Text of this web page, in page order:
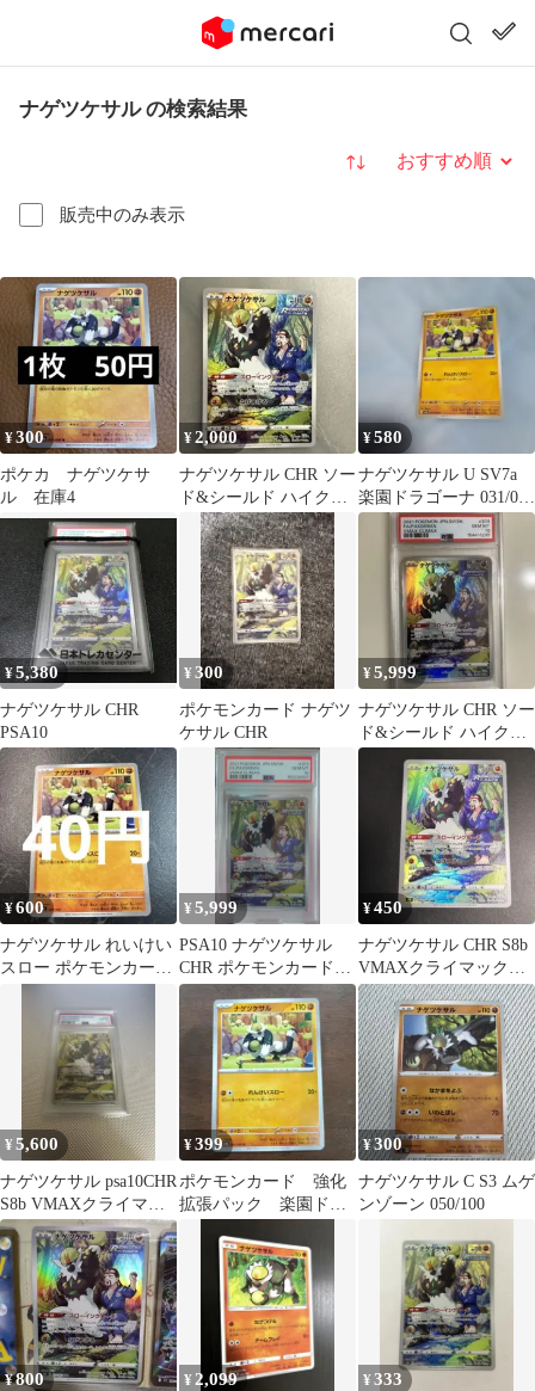
ナゲツケサル の検索結果
販売中のみ表示
並び替え
¥300
ポケカ ナゲツケサ
ル 在庫4
¥2,000
ナゲツケサル CHR ソー
ド&シールド ハイクラ
スパック VMAXクライ
マック…
¥580
ナゲツケサル U SV7a
楽園ドラゴーナ 031/064
値下げ
¥5,380
ナゲツケサル CHR
PSA10
¥300
ポケモンカード ナゲツ
ケサル CHR
¥5,999
ナゲツケサル CHR ソー
ド&シールド ハイクラ
スパック VMAXクライ
マック…
¥600
ナゲツケサル れいけい
スロー ポケモンカード
¥5,999
PSA10 ナゲツケサル
CHR ポケモンカード
VMAXクライマックス
¥450
ナゲツケサル CHR S8b
VMAXクライマックス
203/184
¥5,600
ナゲツケサル psa10CHR
S8b VMAXクライマッ
クス ✨
¥399
ポケモンカード 強化
拡張パック 楽園ドラ
¥300
ナゲツケサル C S3 ムゲ
ンゾーン 050/100
¥800 ¥ 2,099 ¥333